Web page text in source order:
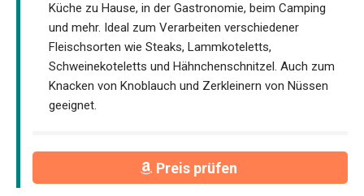
Küche zu Hause, in der Gastronomie, beim Camping
und mehr. Ideal zum Verarbeiten verschiedener
Fleischsorten wie Steaks, Lammkoteletts,
Schweinekoteletts und Hähnchenschnitzel. Auch zum
Knacken von Knoblauch und Zerkleinern von Nüssen
geeignet.
Preis prüfen